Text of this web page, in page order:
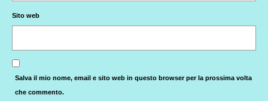
Sito web
Salva il mio nome, email e sito web in questo browser per la prossima volta
che commento.